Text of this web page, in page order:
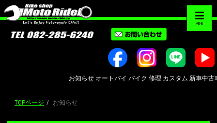
MENU
お知らせ オートバイ バイク 修理 カスタム 新車中古車
TOPページ お知らせ